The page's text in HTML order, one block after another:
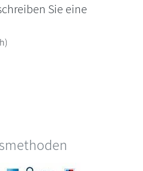
Sie eine